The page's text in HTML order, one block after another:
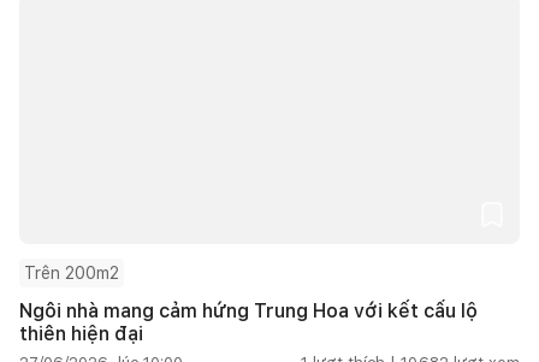
Trên 200m2
Ngôi nhà mang cảm hứng Trung Hoa với kết cấu lộ
thiên hiện đại